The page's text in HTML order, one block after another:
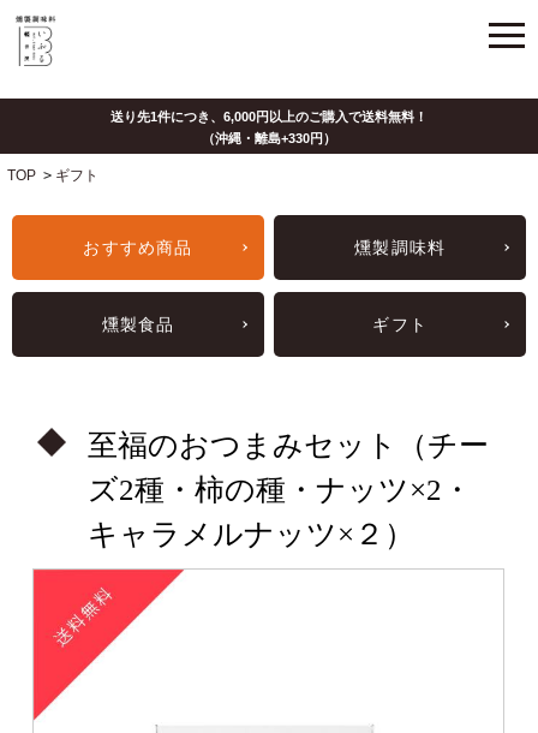
TOP > ギフト
おすすめ商品 燻製調味料
燻製食品 ギフト
至福のおつまみセット（チー
ズ2種・柿の種・ナッツ×2・
キャラメルナッツ×２）